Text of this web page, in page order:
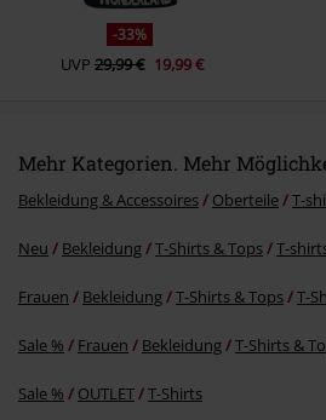
-33%
UVP 29,99 € 19,99 €
Mehr Kategorien. Mehr
Bekleidung & Accessoires Oberteile T-
Neu Bekleidung T-Shirts & Tops T-
Frauen Bekleidung T-Shirts & Tops T-
Sale % Frauen Bekleidung T-Shirts &
Sale % OUTLET T-Shirts